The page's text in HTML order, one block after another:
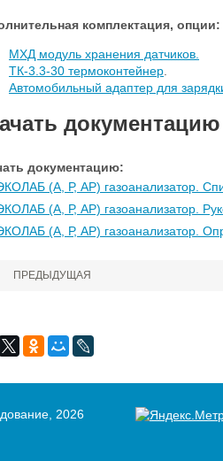
комплектация, опции:
МХД модуль хранения датчиков.
ТК-3.3-30 термоконтейнер.
Автомобильный адаптер для
документацию
документацию:
(А, Р, АР) газоанализатор.
(А, Р, АР) газоанализатор.
(А, Р, АР) газоанализатор.
ПРЕДЫДУЩАЯ
2026